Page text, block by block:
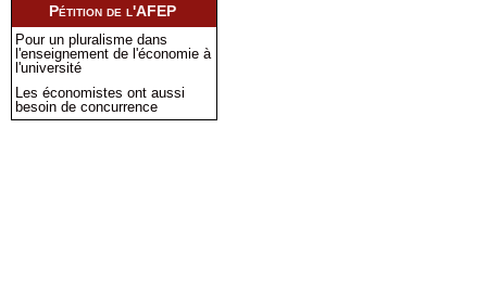
Pétition de l'AFEP
Pour un pluralisme dans
l'enseignement de l'économie à
l'université
Les économistes ont aussi
besoin de concurrence